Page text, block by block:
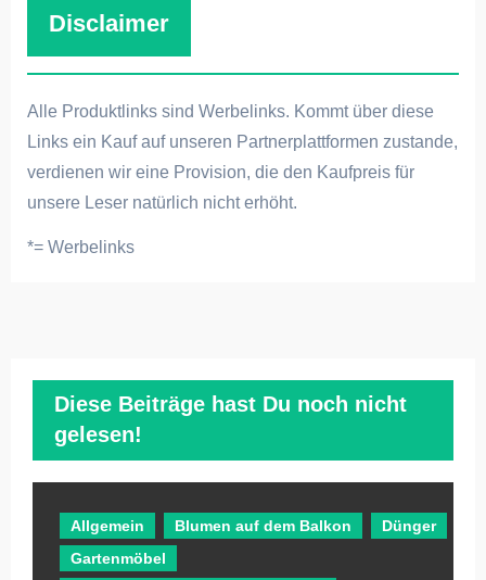
Disclaimer
Alle Produktlinks sind Werbelinks. Kommt über diese
Links ein Kauf auf unseren Partnerplattformen zustande,
verdienen wir eine Provision, die den Kaufpreis für
unsere Leser natürlich nicht erhöht.
*= Werbelinks
Diese Beiträge hast Du noch nicht
gelesen!
Allgemein Blumen auf dem Balkon
Dünger
Gartenmöbel